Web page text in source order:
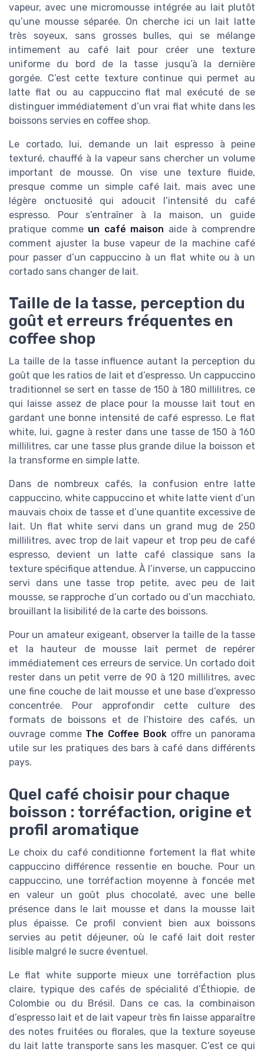
vapeur, avec une micromousse intégrée au lait plutôt
qu’une mousse séparée. On cherche ici un lait latte
très soyeux, sans grosses bulles, qui se mélange
intimement au café lait pour créer une texture
uniforme du bord de la tasse jusqu’à la dernière
gorgée. C’est cette texture continue qui permet au
latte flat ou au cappuccino flat mal exécuté de se
distinguer immédiatement d’un vrai flat white dans les
boissons servies en coffee shop.
Le cortado, lui, demande un lait espresso à peine
texturé, chauffé à la vapeur sans chercher un volume
important de mousse. On vise une texture fluide,
presque comme un simple café lait, mais avec une
légère onctuosité qui adoucit l’intensité du café
espresso. Pour s’entraîner à la maison, un guide
pratique comme un café maison aide à comprendre
comment ajuster la buse vapeur de la machine café
pour passer d’un cappuccino à un flat white ou à un
cortado sans changer de lait.
Taille de la tasse, perception du
goût et erreurs fréquentes en
coffee shop
La taille de la tasse influence autant la perception du
goût que les ratios de lait et d’espresso. Un cappuccino
traditionnel se sert en tasse de 150 à 180 millilitres, ce
qui laisse assez de place pour la mousse lait tout en
gardant une bonne intensité de café espresso. Le flat
white, lui, gagne à rester dans une tasse de 150 à 160
millilitres, car une tasse plus grande dilue la boisson et
la transforme en simple latte.
Dans de nombreux cafés, la confusion entre latte
cappuccino, white cappuccino et white latte vient d’un
mauvais choix de tasse et d’une quantite excessive de
lait. Un flat white servi dans un grand mug de 250
millilitres, avec trop de lait vapeur et trop peu de café
espresso, devient un latte café classique sans la
texture spécifique attendue. À l’inverse, un cappuccino
servi dans une tasse trop petite, avec peu de lait
mousse, se rapproche d’un cortado ou d’un macchiato,
brouillant la lisibilité de la carte des boissons.
Pour un amateur exigeant, observer la taille de la tasse
et la hauteur de mousse lait permet de repérer
immédiatement ces erreurs de service. Un cortado doit
rester dans un petit verre de 90 à 120 millilitres, avec
une fine couche de lait mousse et une base d’expresso
concentrée. Pour approfondir cette culture des
formats de boissons et de l’histoire des cafés, un
ouvrage comme The Coffee Bookoffre un panorama
utile sur les pratiques des bars à café dans différents
pays.
Quel café choisir pour chaque
boisson : torréfaction, origine et
profil aromatique
Le choix du café conditionne fortement la flat white
cappuccino différence ressentie en bouche. Pour un
cappuccino, une torréfaction moyenne à foncée met
en valeur un goût plus chocolaté, avec une belle
présence dans le lait mousse et dans la mousse lait
plus épaisse. Ce profil convient bien aux boissons
servies au petit déjeuner, où le café lait doit rester
lisible malgré le sucre éventuel.
Le flat white supporte mieux une torréfaction plus
claire, typique des cafés de spécialité d’Éthiopie, de
Colombie ou du Brésil. Dans ce cas, la combinaison
d’espresso lait et de lait vapeur très fin laisse apparaître
des notes fruitées ou florales, que la texture soyeuse
du lait latte transporte sans les masquer. C’est ce qui